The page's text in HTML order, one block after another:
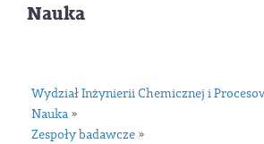
Nauka
Wydział Inżynierii Chemicznej i
Nauka »
Zespoły badawcze »